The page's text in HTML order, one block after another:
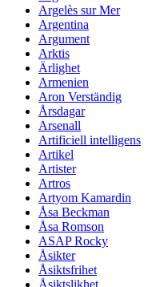
Argelès sur Mer
Argentina
Argument
Arktis
Ärlighet
Armenien
Aron Verständig
Årsdagar
Arsenall
Artificiell intelligens
Artikel
Artister
Artros
Artyom Kamardin
Åsa Beckman
Åsa Romson
ASAP Rocky
Åsikter
Åsiktsfrihet
Åsiktslikhet